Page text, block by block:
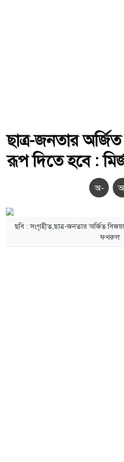
ছাত্র-জনতার অর্জিত
রূপ দিতে হবে :
অ-
ছবি : সংগৃহীত,ছাত্র-জনতার অর্জিত
ফখরুল